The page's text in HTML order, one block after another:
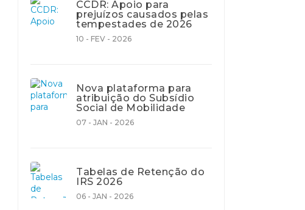
CCDR: Apoio para
prejuízos causados pelas
tempestades de 2026
10 - FEV - 2026
Nova plataforma para
atribuição do Subsídio
Social de Mobilidade
07 - JAN - 2026
Tabelas de Retenção do
IRS 2026
06 - JAN - 2026